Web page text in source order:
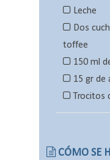
Leche
Dos
toffee
150 ml
15 gr de
Trocitos
CÓMO SE